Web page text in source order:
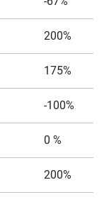
200%
175%
-100%
0 %
200%